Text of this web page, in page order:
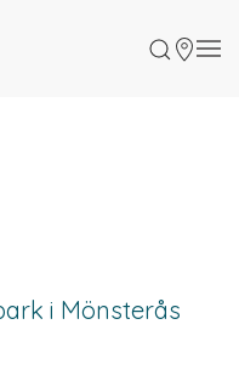
i Mönsterås